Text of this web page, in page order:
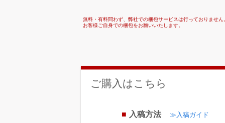
無料・有料問わず、弊社での梱包サービスは行っておりません
お客様ご自身での梱包をお願いいたします。
ご購入はこちら
入稿方法 ≫入稿ガイド